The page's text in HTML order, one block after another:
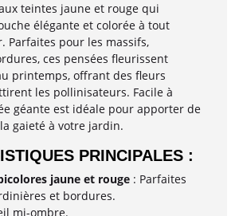
teintes jaune et rouge qui
élégante et colorée à tout
Parfaites pour les massifs,
ces pensées fleurissent
printemps, offrant des fleurs
les pollinisateurs. Facile à
géante est idéale pour apporter de
gaieté à votre jardin.
PRINCIPALES :
jaune et rouge : Parfaites
et bordures.
mi-ombre.